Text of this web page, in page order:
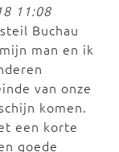
11:08
Buchau
man en ik
van onze
komen.
een korte
goede